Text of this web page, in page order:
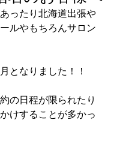
ったり北海道出張や
ルやもちろんサロン
となりました！！
の日程が限られたり
けすることが多かっ